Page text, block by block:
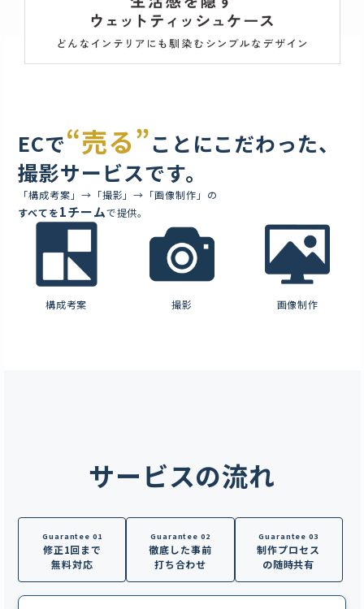
ECで“売る”ことにこだわった、
撮影サービスです。
「構成考案」→「撮影」→「画像制作」の
すべてを1チームで提供。
構成考案 撮影 画像制作
サービスの流れ
Guarantee 01
修正1回まで
無料対応
Guarantee 02
徹底した事前
打ち合わせ
Guarantee 03
制作プロセス
の随時共有